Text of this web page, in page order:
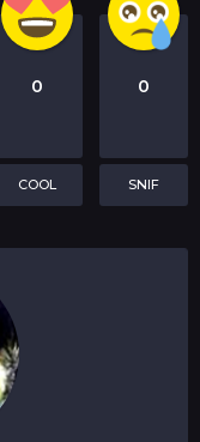
0
COOL
0
SNIF